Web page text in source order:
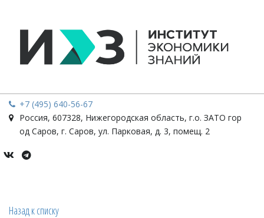
+7 (495) 640-56-67
Россия, 607328, Нижегородская область, г.о. ЗАТО гор
од Саров, г. Саров, ул. Парковая, д. 3, помещ. 2
Назад к списку